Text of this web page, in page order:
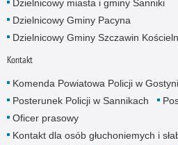
Dzielnicowy miasta i gminy Sanniki
Dzielnicowy Gminy Pacyna
Dzielnicowy Gminy Szczawin
Kontakt
Komenda Powiatowa Policji w
Posterunek Policji w Sannikach
Oficer prasowy
Kontakt dla osób głuchoniemych i